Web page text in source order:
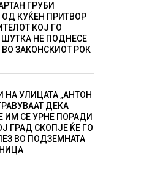
ГРУБИ
ОД КУЌЕН ПРИТВОР
КОЈ ГО
НЕ ПОДНЕСЕ
ЗАКОНСКИОТ РОК
НА УЛИЦАТА „АНТОН
ДЕКА
ИМ СЕ УРНЕ ПОРАДИ
ГРАД СКОПЈЕ ЌЕ ГО
ВО ПОДЗЕМНАТА